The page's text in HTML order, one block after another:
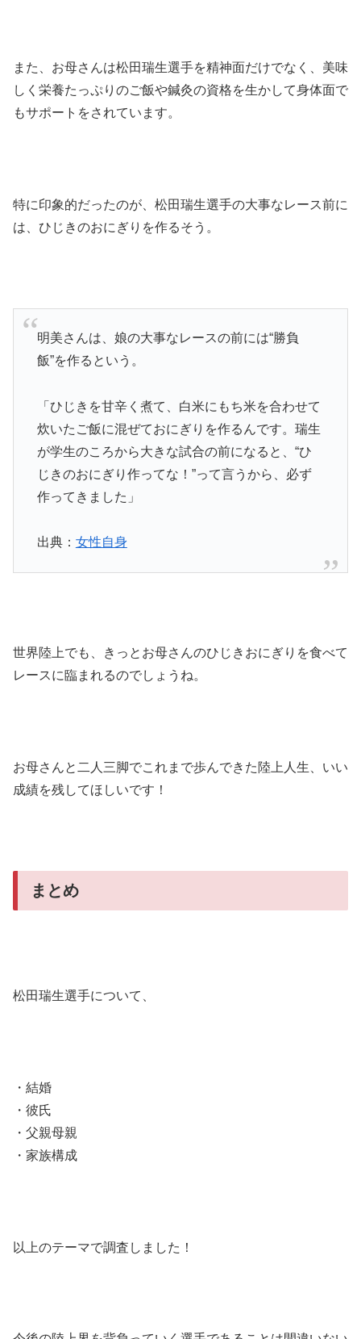
また、お母さんは松田瑞生選手を精神面だけでなく、美味
しく栄養たっぷりのご飯や鍼灸の資格を生かして身体面で
もサポートをされています。
特に印象的だったのが、松田瑞生選手の大事なレース前に
は、ひじきのおにぎりを作るそう。
明美さんは、娘の大事なレースの前には“勝負
飯”を作るという。
「ひじきを甘辛く煮て、白米にもち米を合わせて
炊いたご飯に混ぜておにぎりを作るんです。瑞生
が学生のころから大きな試合の前になると、“ひ
じきのおにぎり作ってな！”って言うから、必ず
作ってきました」
出典： 女性自身
世界陸上でも、きっとお母さんのひじきおにぎりを食べて
レースに臨まれるのでしょうね。
お母さんと二人三脚でこれまで歩んできた陸上人生、いい
成績を残してほしいです！
まとめ
松田瑞生選手について、
・結婚
・彼氏
・父親母親
・家族構成
以上のテーマで調査しました！